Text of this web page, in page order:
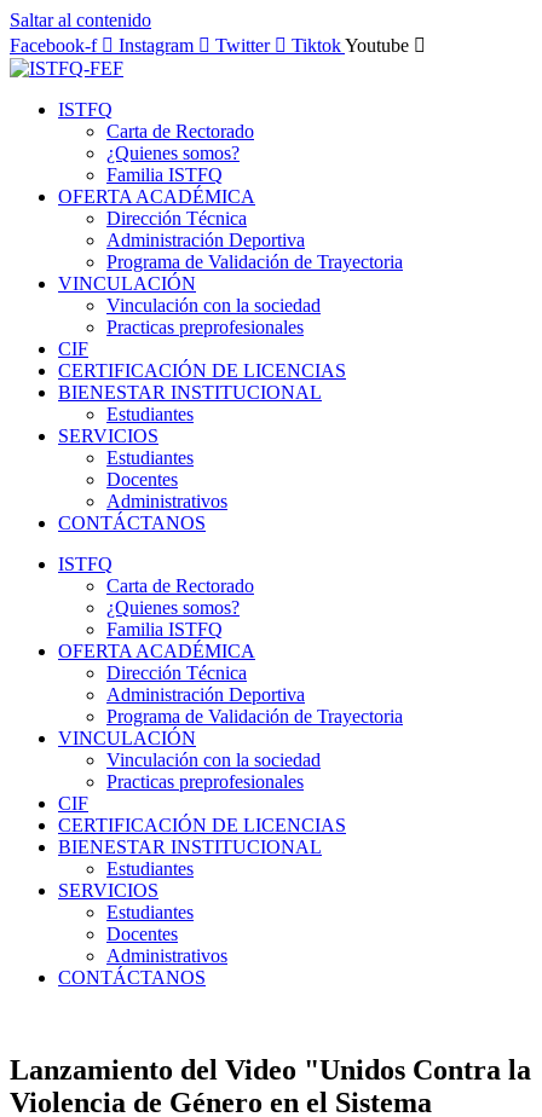
Saltar al contenido
Facebook-f
Instagram Twitter TiktokYoutube
ISTFQ
Carta de Rectorado
¿Quienes somos?
Familia ISTFQ
OFERTA ACADÉMICA
Dirección Técnica
Administración Deportiva
Programa de Validación de Trayectoria
VINCULACIÓN
Vinculación con la sociedad
Practicas preprofesionales
CIF
CERTIFICACIÓN DE LICENCIAS
BIENESTAR INSTITUCIONAL
Estudiantes
SERVICIOS
Estudiantes
Docentes
Administrativos
CONTÁCTANOS
ISTFQ
Carta de Rectorado
¿Quienes somos?
Familia ISTFQ
OFERTA ACADÉMICA
Dirección Técnica
Administración Deportiva
Programa de Validación de Trayectoria
VINCULACIÓN
Vinculación con la sociedad
Practicas preprofesionales
CIF
CERTIFICACIÓN DE LICENCIAS
BIENESTAR INSTITUCIONAL
Estudiantes
SERVICIOS
Estudiantes
Docentes
Administrativos
CONTÁCTANOS
Lanzamiento del Video "Unidos Contra la
Violencia de Género en el Sistema